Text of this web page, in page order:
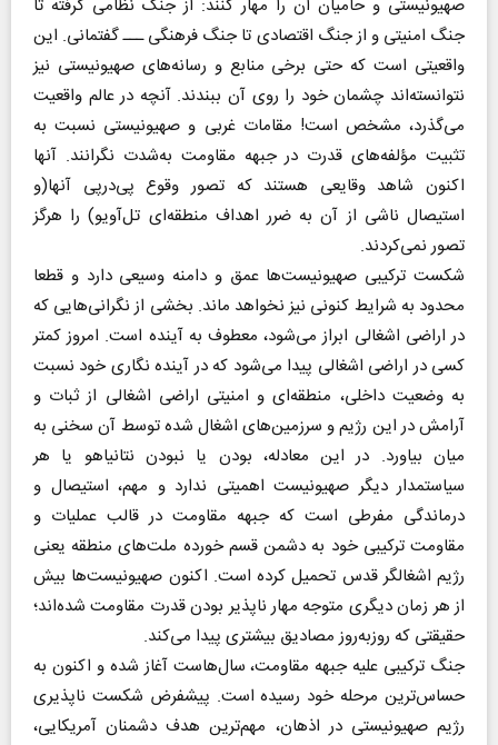
صهیونیستی و حامیان آن را مهار کنند: از جنگ نظامی گرفته تا
جنگ امنیتی و از جنگ اقتصادی تا جنگ فرهنگی ـــ گفتمانی. این
واقعیتی است که حتی برخی منابع و رسانه‌های صهیونیستی نیز
نتوانسته‌اند چشمان خود را روی آن ببندند. آنچه در عالم واقعیت
می‌گذرد، مشخص است! مقامات غربی و صهیونیستی نسبت به
تثبیت مؤلفه‌های قدرت در جبهه مقاومت به‌شدت نگرانند. آنها
اکنون شاهد وقایعی هستند که تصور وقوع پی‌درپی آنها(و
استیصال ناشی از آن به ضرر اهداف منطقه‌ای تل‌آویو) را هرگز
تصور نمی‌کردند.
شکست ترکیبی صهیونیست‌ها عمق و دامنه وسیعی دارد و قطعا
محدود به شرایط کنونی نیز نخواهد ماند. بخشی از نگرانی‌هایی که
در اراضی اشغالی ابراز می‌شود، معطوف به آینده است. امروز کمتر
کسی در اراضی اشغالی پیدا می‌شود که در آینده نگاری خود نسبت
به وضعیت داخلی، منطقه‌ای و امنیتی اراضی اشغالی از ثبات و
آرامش در این رژیم و سرزمین‌های اشغال شده توسط آن سخنی به
میان بیاورد. در این معادله، بودن یا نبودن نتانیاهو یا هر
سیاستمدار دیگر صهیونیست اهمیتی ندارد و مهم، استیصال و
درماندگی مفرطی است که جبهه مقاومت در قالب عملیات و
مقاومت ترکیبی خود به دشمن قسم خورده ملت‌های منطقه یعنی
رژیم اشغالگر قدس تحمیل کرده است. اکنون صهیونیست‌ها بیش
از هر زمان دیگری متوجه مهار ناپذیر بودن قدرت مقاومت شده‌اند؛
حقیقتی که روزبه‌روز مصادیق بیشتری پیدا می‌کند.
جنگ ترکیبی علیه جبهه مقاومت، سال‌هاست آغاز شده و اکنون به
حساس‌ترین مرحله خود رسیده است. پیشفرض شکست ناپذیری
رژیم صهیونیستی در اذهان، مهم‌ترین هدف دشمنان آمریکایی،